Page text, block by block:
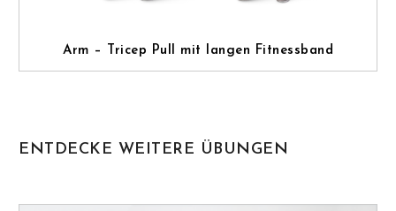
Arm – Tricep Pull mit langen Fitnessband
ENTDECKE WEITERE ÜBUNGEN